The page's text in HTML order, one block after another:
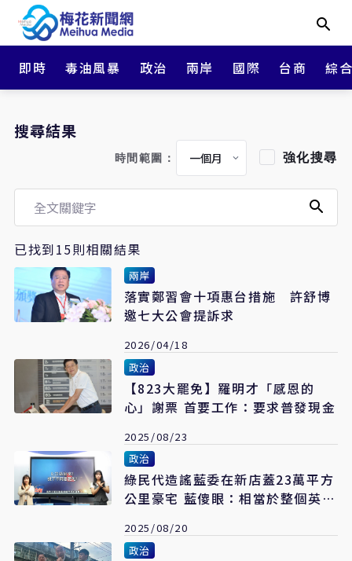
即時 毒油風暴 政治 兩岸 國際 台商 綜
搜尋結果
時間範圍： 強化搜尋
已找到15則相關結果
兩岸
落實鄭習會十項惠台措施 許舒博
邀七大公會提訴求
2026/04/18
政治
【823大罷免】羅明才「感恩的
心」謝票 首要工作：要求普發現金
2025/08/23
政治
綠民代造謠藍委在新店蓋23萬平方
公里豪宅 藍傻眼：相當於整個英國
2025/08/20
政治